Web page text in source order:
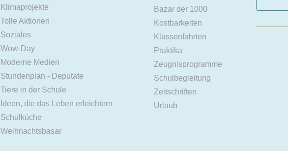
Klimaprojekte
Tolle Aktionen
Soziales
Wow-Day
Moderne Medien
Stundenplan - Deputate
Tiere in der Schule
Ideen, die das Leben erleichtern
Schulküche
Weihnachtsbasar
Bazar der 1000
Kostbarkeiten
Klassenfahrten
Praktika
Zeugnisprogramme
Schulbegleitung
Zeitschriften
Urlaub